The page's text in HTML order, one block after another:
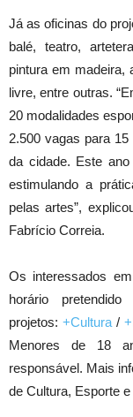
Já as oficinas do
balé, teatro,
pintura em madeira,
livre, entre outras.
20 modalidades
2.500 vagas para
da cidade. Este
estimulando a
pelas artes”,
Fabrício Correia.
Os interessados
horário
projetos:+Cultura /
Menores de 18
responsável. Mais
de Cultura, Esporte